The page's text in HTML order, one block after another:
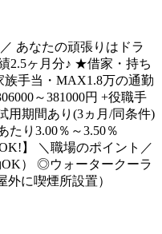
あなたの頑張りはドラ
2.5ヶ月分♪ ★借家・持ち
手当・MAX1.8万の通勤
～381000円 +役職手
用期間あり(3ヵ月/同条件)
り3.00％～3.50％
】 ＼職場のポイント／
） ◎ウォータークーラ
に喫煙所設置）